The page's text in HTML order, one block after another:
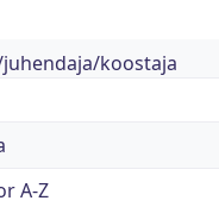
koostaja